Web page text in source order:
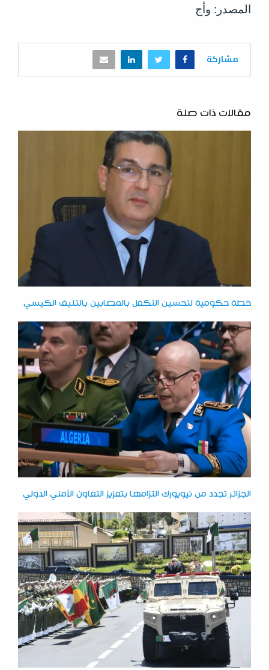
المصدر: وأج
مشاركة
مقالات ذات صلة
خطة حكومية لتحسين التكفل بالمصابين بالتليف الكيسي
الجزائر تجدد من نيويورك التزامها بتعزيز التعاون الأمني الدولي